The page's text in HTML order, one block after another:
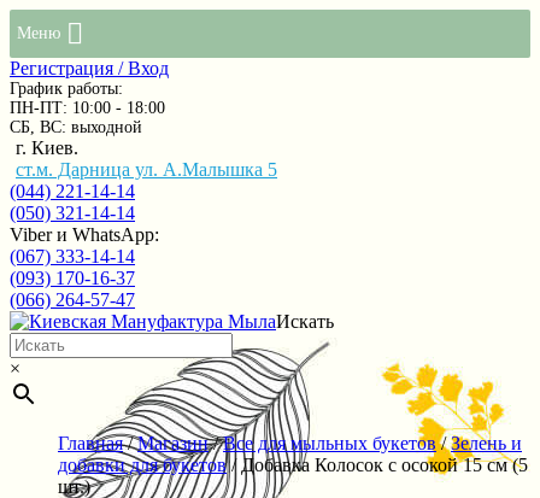
Меню
Регистрация / Вход
График работы:
ПН-ПТ: 10:00 - 18:00
СБ, ВС: выходной
г. Киев.
ст.м. Дарница ул. А.Малышка 5
(044) 221-14-14
(050) 321-14-14
Viber и WhatsApp:
(067) 333-14-14
(093) 170-16-37
(066) 264-57-47
Искать
×
Главная/Магазин/Все для мыльных букетов/Зелень и
добавки для букетов/ Добавка Колосок с осокой 15 см (5
шт.)